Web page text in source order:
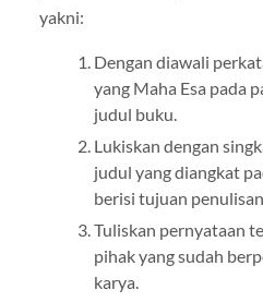
yakni:
Dengan diawali
yang Maha Esa pada
judul buku.
Lukiskan dengan
judul yang diangkat
berisi tujuan
Tuliskan pernyataan
pihak yang sudah
karya.